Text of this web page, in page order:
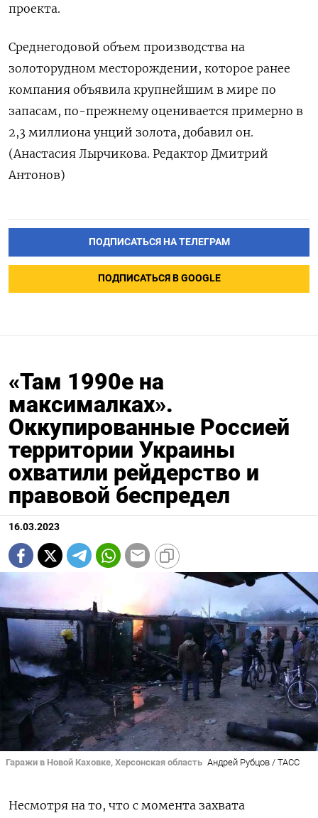
проекта.
Среднегодовой объем производства на
золоторудном месторождении, которое ранее
компания объявила крупнейшим в мире по
запасам, по-прежнему оценивается примерно в
2,3 миллиона унций золота, добавил он.
(Анастасия Лырчикова. Редактор Дмитрий
Антонов)
ПОДПИСАТЬСЯ НА ТЕЛЕГРАМ
ПОДПИСАТЬСЯ В GOOGLE
«Там 1990е на
максималках».
Оккупированные Россией
территории Украины
охватили рейдерство и
правовой беспредел
16.03.2023
Гаражи в Новой Каховке, Херсонская область Андрей Рубцов / ТАСС
Несмотря на то, что с момента захвата